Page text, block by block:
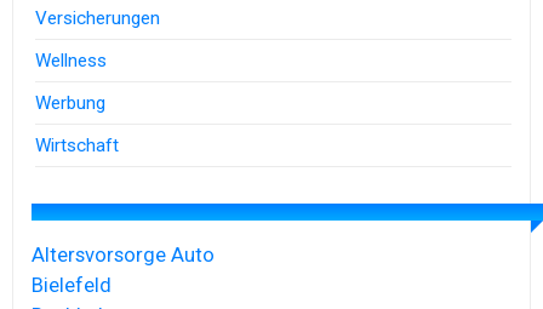
Versicherungen
Wellness
Werbung
Wirtschaft
Altersvorsorge Auto
Bielefeld